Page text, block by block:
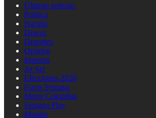
Últimas noticias
Política
Nación
Dinero
Deportes
Opinión
Impresa
Jet Set
Elecciones 2026
Foros Semana
Mejor Colombia
Semana Play
Mundo